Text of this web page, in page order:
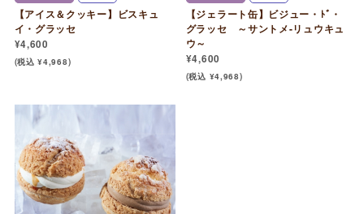
【アイス＆クッキー】ビスキュ
イ・グラッセ
¥4,600
(税込 ¥4,968)
【ジェラート缶】ビジュー・ﾄﾞ・
グラッセ ～サントメ-リュウキュ
ウ～
¥4,600
(税込 ¥4,968)